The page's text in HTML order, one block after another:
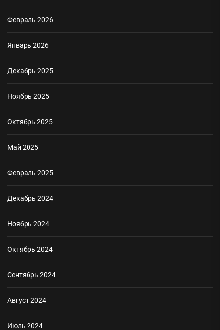
Февраль 2026
Январь 2026
Декабрь 2025
Ноябрь 2025
Октябрь 2025
Май 2025
Февраль 2025
Декабрь 2024
Ноябрь 2024
Октябрь 2024
Сентябрь 2024
Август 2024
Июль 2024